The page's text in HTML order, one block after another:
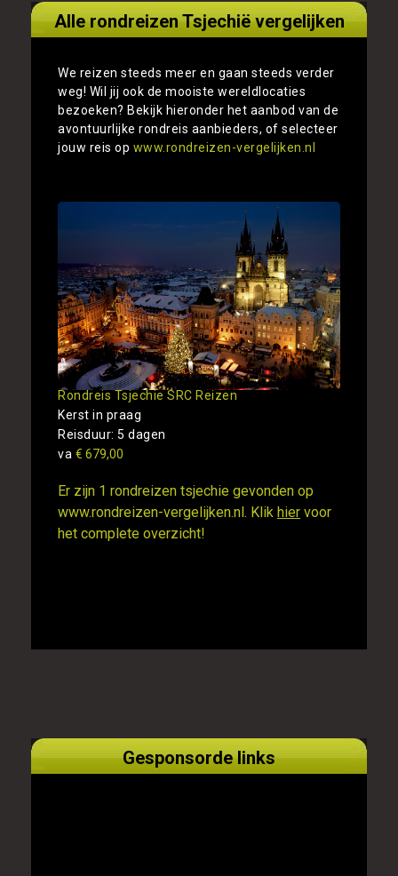
Alle rondreizen Tsjechië vergelijken
We reizen steeds meer en gaan steeds verder
weg! Wil jij ook de mooiste wereldlocaties
bezoeken? Bekijk hieronder het aanbod van de
avontuurlijke rondreis aanbieders, of selecteer
jouw reis op www.rondreizen-vergelijken.nl
Rondreis Tsjechie SRC Reizen
Kerst in praag
Reisduur: 5 dagen
va € 679,00
Er zijn 1 rondreizen tsjechie gevonden op
www.rondreizen-vergelijken.nl. Klik hier voor
het complete overzicht!
Gesponsorde links